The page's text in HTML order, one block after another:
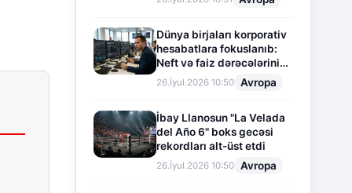
Dünya birjaları korporativ
hesabatlara fokuslanıb:
Neft və faiz dərəcələrinin
təsiri altında cari vəziyyət
26.İyul.2026 10:50 Avropa
İbay Llanosun "La Velada
del Año 6" boks gecəsi
rekordları alt-üst etdi
26.İyul.2026 10:50 Avropa